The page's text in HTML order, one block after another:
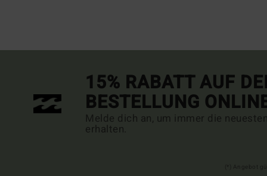
15% RABATT AUF
BESTELLUNG
Melde dich an, um immer die
erhalten.